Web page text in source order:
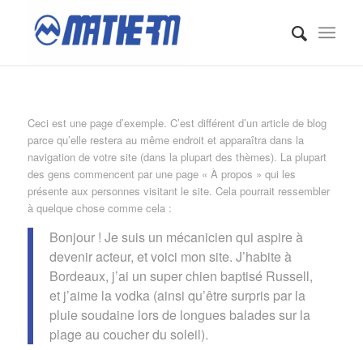
Ceci est une page d’exemple. C’est différent d’un article de blog
parce qu’elle restera au même endroit et apparaîtra dans la
navigation de votre site (dans la plupart des thèmes). La plupart
des gens commencent par une page « À propos » qui les
présente aux personnes visitant le site. Cela pourrait ressembler
à quelque chose comme cela :
Bonjour ! Je suis un mécanicien qui aspire à
devenir acteur, et voici mon site. J’habite à
Bordeaux, j’ai un super chien baptisé Russell,
et j’aime la vodka (ainsi qu’être surpris par la
pluie soudaine lors de longues balades sur la
plage au coucher du soleil).